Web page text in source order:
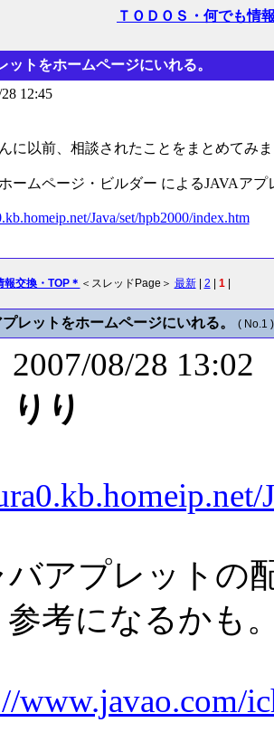
ＴＯＤＯＳ・何でも情
ットをホームページにいれる。
12:45
に以前、相談されたことをまとめてみ
ームページ・ビルダー によるJAVAアプ
Java/set/hpb2000/index.htm
報交換・TOP＊ ＜スレッドPage＞ 最新| 2 1|
レットをホームページにいれる。 ( No.1 )
2007/08/28 13:02
りり
バアプレットの
参考になるかも
www.javao.com/